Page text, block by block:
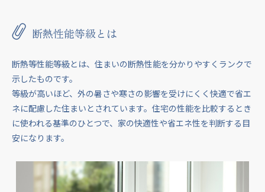
断熱性能等級とは
断熱等性能等級とは、住まいの断熱性能を分かりやすくランクで
示したものです。
等級が高いほど、外の暑さや寒さの影響を受けにくく快適で省エ
ネに配慮した住まいとされています。住宅の性能を比較するとき
に使われる基準のひとつで、家の快適性や省エネ性を判断する目
安になります。